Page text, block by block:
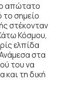
απώτατο
σημείο
στέκονταν
Κόσμου,
ελπίδα
στα
του να
και τη δική